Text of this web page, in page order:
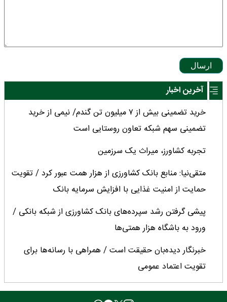
ارسال
آخرین اخبار
خرید تضمینی بیش از ۷ میلیون تن گندم/ نیمی از خرید
تضمینی سهم شبکه تعاون روستایی است
تجربه کشاورز، میراث یک سرزمین
متقی‌نیا: منابع بانک کشاورزی از هزار همت عبور کرد / تقویت
حمایت از امنیت غذایی با افزایش سرمایه بانک
پیشی گرفتن رشد سپرده‌های بانک کشاورزی از شبکه بانکی /
ورود به باشگاه هزار همتی‌ها
خبرنگار دیده‌بان حقیقت است / همراهی با رسانه‌ها برای
تقویت اعتماد عمومی
امنیت غذایی کشور در سخت‌ترین شرایط دچار خدشه نشد